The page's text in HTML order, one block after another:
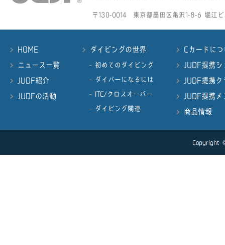
〒130-0014 東京都墨田区亀沢1-8-6 堀
HOME
ニュース一覧
JUDF紹介
JUDFの活動
ダイビングの世界
初めてのダイビング
ダイバーになるには
ITC/クロスオーバー
ダイビング関連
Cカードに
JUDF提携
JUDF提携
JUDF提携
商品情報
Copyright